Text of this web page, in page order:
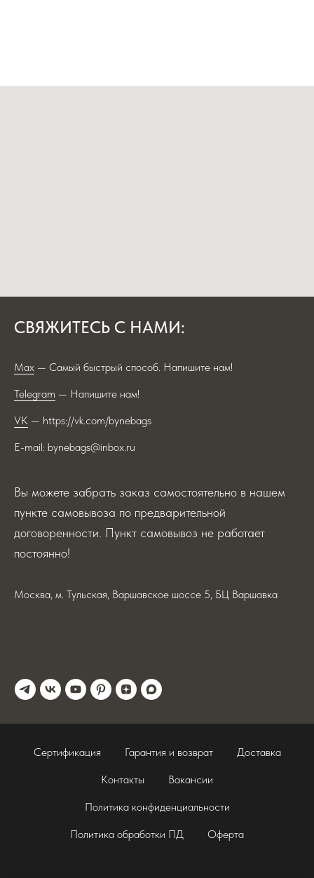
СВЯЖИТЕСЬ С НАМИ:
Max — Самый быстрый способ. Напишите нам!
Telegram — Напишите нам!
VK — https://vk.com/bynebags
E-mail: bynebags@inbox.ru
Вы можете забрать заказ самостоятельно в нашем
пункте самовывоза по предварительной
договоренности. Пункт самовывоз не работает
постоянно!
Москва, м. Тульская, Варшавское шоссе 5, БЦ Варшавка
Сертификация Гарантия и возврат Доставка
Контакты Вакансии
Политика конфиденциальности
Политика обработки ПД Оферта